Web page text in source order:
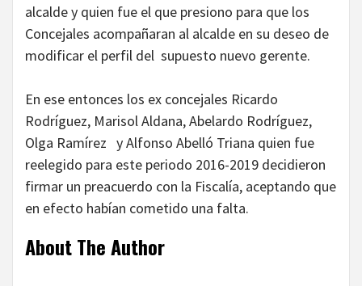
alcalde y quien fue el que presiono para que los
Concejales acompañaran al alcalde en su deseo de
modificar el perfil del supuesto nuevo gerente.
En ese entonces los ex concejales Ricardo
Rodríguez, Marisol Aldana, Abelardo Rodríguez,
Olga Ramírez y Alfonso Abelló Triana quien fue
reelegido para este periodo 2016-2019 decidieron
firmar un preacuerdo con la Fiscalía, aceptando que
en efecto habían cometido una falta.
About The Author